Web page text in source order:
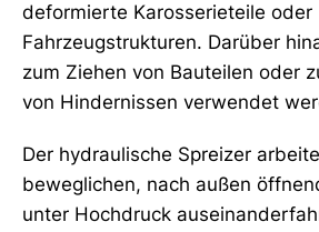
deformierte Karosserieteile oder
Fahrzeugstrukturen. Darüber
zum Ziehen von Bauteilen oder
von Hindernissen verwendet
Der hydraulische Spreizer
beweglichen, nach außen
unter Hochdruck